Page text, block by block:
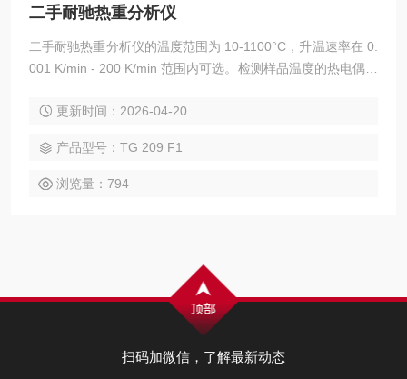
二手耐驰热重分析仪
二手耐驰热重分析仪的温度范围为 10-1100°C，升温速率在 0.
001 K/min - 200 K/min 范围内可选。检测样品温度的热电偶与
炉体、顶部装样的结构设计和精确控制保护气和吹扫气流量的
更新时间：2026-04-20
产品型号：TG 209 F1
浏览量：794
扫码加微信，了解最新动态